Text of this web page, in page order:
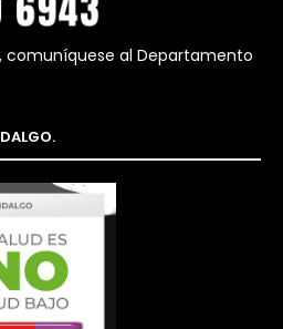
comuníquese al Departamento